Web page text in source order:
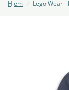
Hjem / Lego Wear